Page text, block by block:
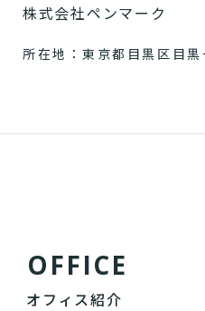
株式会社ペンマーク
所在地：東京都目黒区目
OFFICE
オフィス紹介